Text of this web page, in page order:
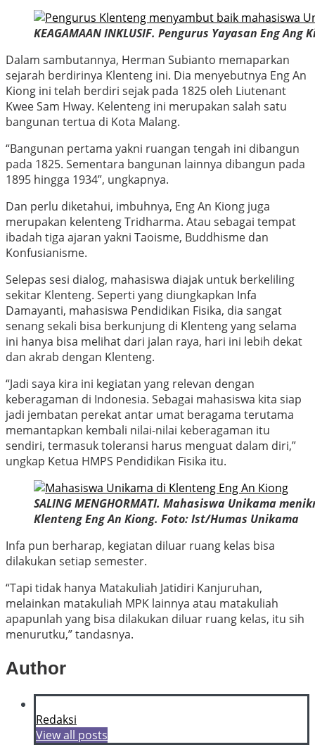
KEAGAMAAN INKLUSIF. Pengurus Yayasan Eng
Dalam sambutannya, Herman Subianto memaparkan
sejarah berdirinya Klenteng ini. Dia menyebutnya Eng An
Kiong ini telah berdiri sejak pada 1825 oleh Liutenant
Kwee Sam Hway. Kelenteng ini merupakan salah satu
bangunan tertua di Kota Malang.
“Bangunan pertama yakni ruangan tengah ini dibangun
pada 1825. Sementara bangunan lainnya dibangun pada
1895 hingga 1934”, ungkapnya.
Dan perlu diketahui, imbuhnya, Eng An Kiong juga
merupakan kelenteng Tridharma. Atau sebagai tempat
ibadah tiga ajaran yakni Taoisme, Buddhisme dan
Konfusianisme.
Selepas sesi dialog, mahasiswa diajak untuk berkeliling
sekitar Klenteng. Seperti yang diungkapkan Infa
Damayanti, mahasiswa Pendidikan Fisika, dia sangat
senang sekali bisa berkunjung di Klenteng yang selama
ini hanya bisa melihat dari jalan raya, hari ini lebih dekat
dan akrab dengan Klenteng.
“Jadi saya kira ini kegiatan yang relevan dengan
keberagaman di Indonesia. Sebagai mahasiswa kita siap
jadi jembatan perekat antar umat beragama terutama
memantapkan kembali nilai-nilai keberagaman itu
sendiri, termasuk toleransi harus menguat dalam diri,”
ungkap Ketua HMPS Pendidikan Fisika itu.
SALING MENGHORMATI. Mahasiswa Unikama
Klenteng Eng An Kiong. Foto: Ist/Humas Unikama
Infa pun berharap, kegiatan diluar ruang kelas bisa
dilakukan setiap semester.
“Tapi tidak hanya Matakuliah Jatidiri Kanjuruhan,
melainkan matakuliah MPK lainnya atau matakuliah
apapunlah yang bisa dilakukan diluar ruang kelas, itu sih
menurutku,” tandasnya.
Author
Redaksi
View all posts